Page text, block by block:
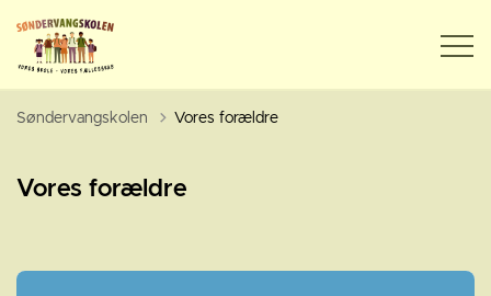
Søndervangskolen Vores forældre
Vores forældre